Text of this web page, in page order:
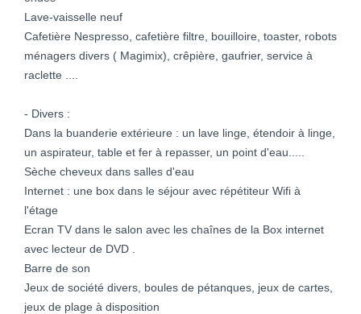
Lave-vaisselle neuf
Cafetière Nespresso, cafetière filtre, bouilloire, toaster, robots
ménagers divers ( Magimix), crêpière, gaufrier, service à
raclette ....
- Divers :
Dans la buanderie extérieure : un lave linge, étendoir à linge,
un aspirateur, table et fer à repasser, un point d'eau.....
Sèche cheveux dans salles d'eau
Internet : une box dans le séjour avec répétiteur Wifi à
l'étage
Ecran TV dans le salon avec les chaînes de la Box internet
avec lecteur de DVD .
Barre de son
Jeux de société divers, boules de pétanques, jeux de cartes,
jeux de plage à disposition